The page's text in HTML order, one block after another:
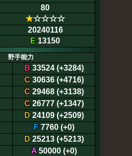
80
★☆☆☆☆
20240116
E 13150
野手能力
B33524 (+3284)
C30636 (+4716)
C29468 (+3138)
C26777 (+1347)
D24109 (+2509)
F7760 (+0)
D25213 (+5213)
A50000 (+0)